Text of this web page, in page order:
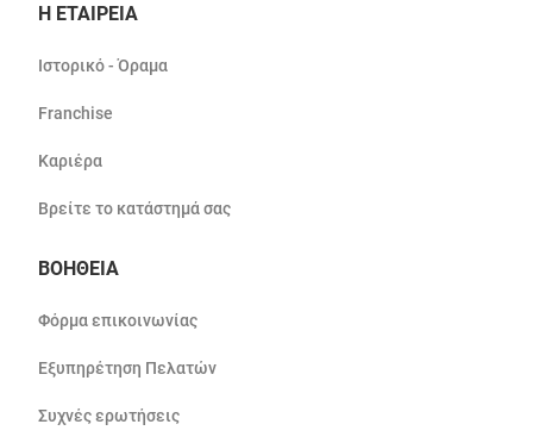
Η ΕΤΑΙΡΕΙΑ
Ιστορικό - Όραμα
Franchise
Καριέρα
Βρείτε το κατάστημά σας
ΒΟΗΘΕΙΑ
Φόρμα επικοινωνίας
Εξυπηρέτηση Πελατών
Συχνές ερωτήσεις